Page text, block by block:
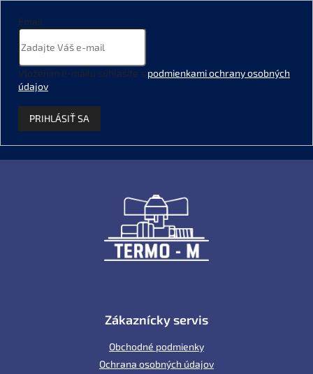
Email
Vložením e-mailu súhlasíte s podmienkami ochrany osobných
údajov.
PRIHLÁSIŤ SA
Zákaznícky servis
Obchodné podmienky
Ochrana osobných údajov